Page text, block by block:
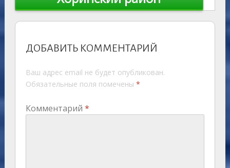
ДОБАВИТЬ КОММЕНТАРИЙ
Ваш адрес email не будет опубликован.
Обязательные поля помечены *
Комментарий *